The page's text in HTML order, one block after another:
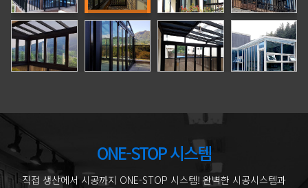
ONE-STOP 시스템
직접 생산에서 시공까지 ONE-STOP 시스템! 완벽한 시공시스템과